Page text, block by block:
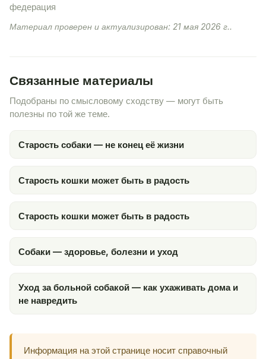
федерация
Материал проверен и актуализирован: 21 мая 2026 г..
Связанные материалы
Подобраны по смысловому сходству — могут быть
полезны по той же теме.
Старость собаки — не конец её жизни
Старость кошки может быть в радость
Старость кошки может быть в радость
Собаки — здоровье, болезни и уход
Уход за больной собакой — как ухаживать дома и
не навредить
Информация на этой странице носит справочный